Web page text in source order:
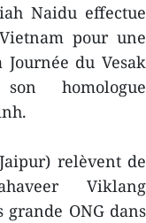
Naidu effectue
pour une
du Vesak
homologue
relèvent de
Viklang
grande ONG dans